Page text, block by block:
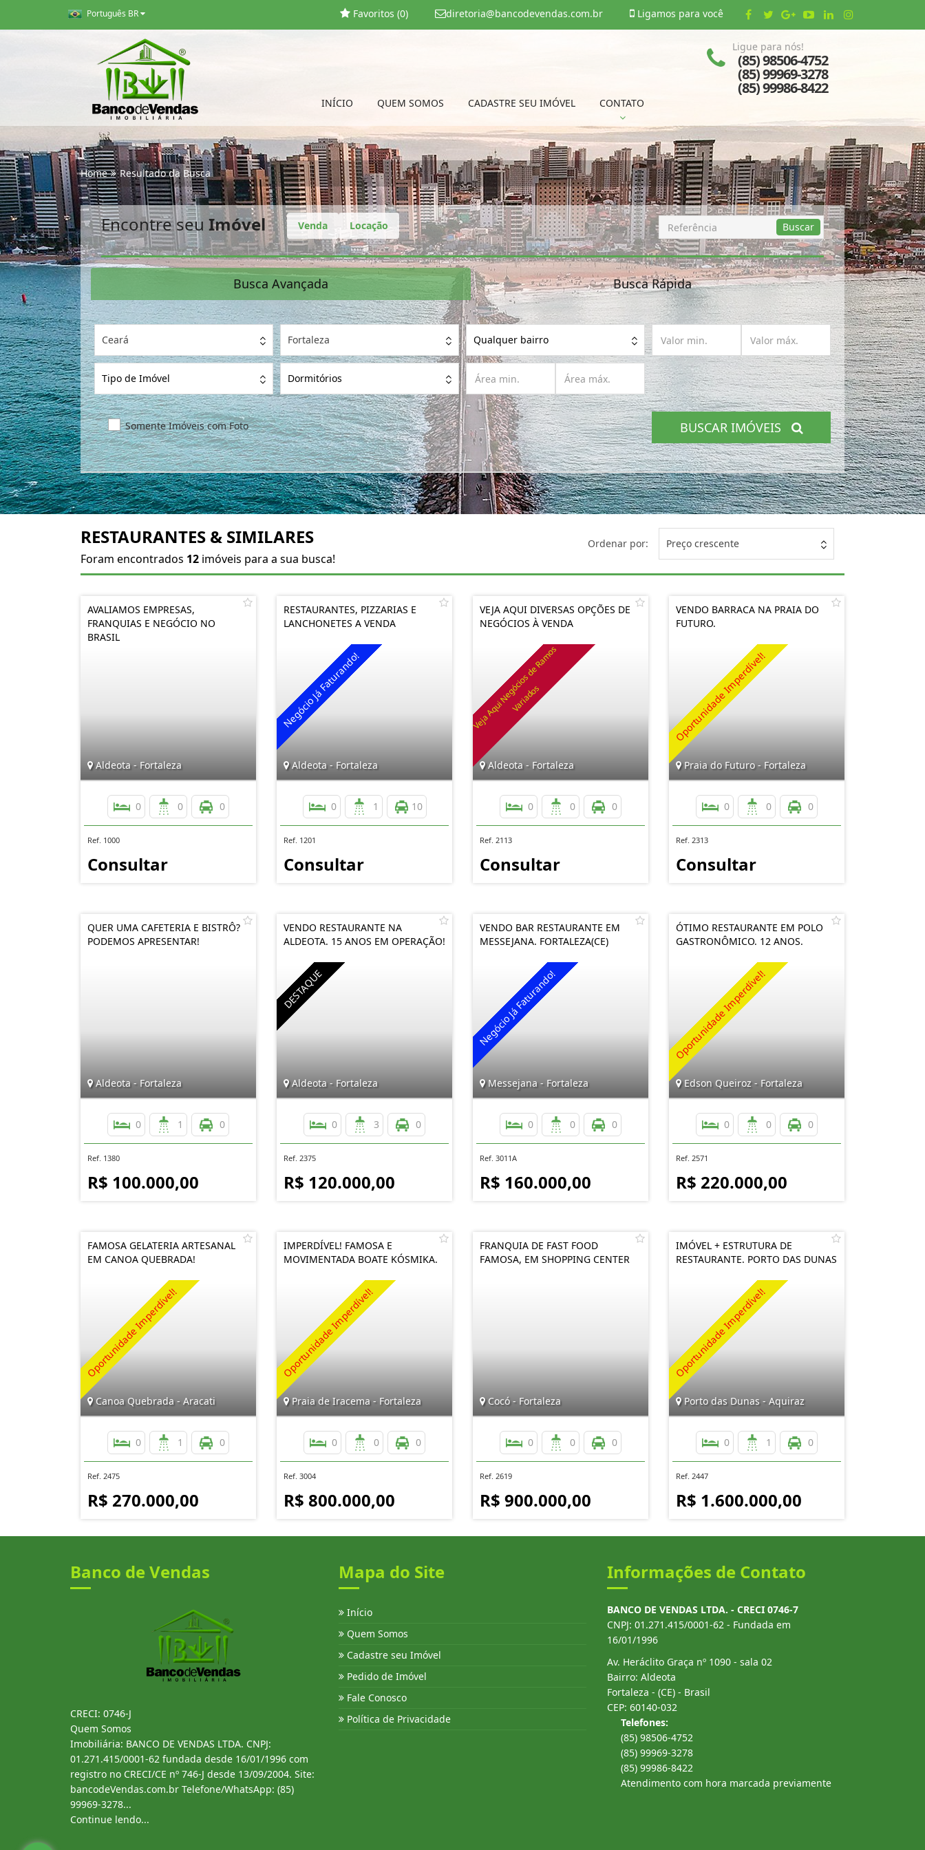
Português BR Ligamos para você
diretoria@bancodevendas.com.br
Favoritos (0)
INÍCIO QUEM SOMOS CADASTRE SEU IMÓVEL CONTATO
Ligue para nós!
(85) 98506-4752
(85) 99969-3278
(85) 99986-8422
Home Resultado da Busca
Encontre seu Imóvel Venda Locação
Busca
por
Referência
Buscar
Busca Avançada Busca Rápida
Ceará Fortaleza Qualquer bairro
Tipo de Imóvel Dormitórios
Somente Imóveis com Foto BUSCAR IMÓVEIS
RESTAURANTES & SIMILARES
Foram encontrados 12 imóveis para a sua busca!
Ordenar por: Preço crescente
AVALIAMOS EMPRESAS,
FRANQUIAS E NEGÓCIO NO
BRASIL
Aldeota - Fortaleza
0 0 0
Ref. 1000
Consultar
RESTAURANTES, PIZZARIAS E
LANCHONETES A VENDA
Aldeota - Fortaleza
0 1 10
Ref. 1201
Consultar
VEJA AQUI DIVERSAS OPÇÕES DE
NEGÓCIOS À VENDA
Aldeota - Fortaleza
0 0 0
Ref. 2113
Consultar
VENDO BARRACA NA PRAIA DO
FUTURO.
Praia do Futuro - Fortaleza
0 0 0
Ref. 2313
Consultar
QUER UMA CAFETERIA E BISTRÔ?
PODEMOS APRESENTAR!
Aldeota - Fortaleza
0 1 0
Ref. 1380
R$ 100.000,00
VENDO RESTAURANTE NA
ALDEOTA. 15 ANOS EM OPERAÇÃO!
Aldeota - Fortaleza
0 3 0
Ref. 2375
R$ 120.000,00
VENDO BAR RESTAURANTE EM
MESSEJANA. FORTALEZA(CE)
Messejana - Fortaleza
0 0 0
Ref. 3011A
R$ 160.000,00
ÓTIMO RESTAURANTE EM POLO
GASTRONÔMICO. 12 ANOS.
Edson Queiroz - Fortaleza
0 0 0
Ref. 2571
R$ 220.000,00
FAMOSA GELATERIA ARTESANAL
EM CANOA QUEBRADA!
Canoa Quebrada - Aracati
0 1 0
Ref. 2475
R$ 270.000,00
IMPERDÍVEL! FAMOSA E
MOVIMENTADA BOATE KÓSMIKA.
Praia de Iracema - Fortaleza
0 0 0
Ref. 3004
R$ 800.000,00
FRANQUIA DE FAST FOOD
FAMOSA, EM SHOPPING CENTER
Cocó - Fortaleza
0 0 0
Ref. 2619
R$ 900.000,00
IMÓVEL + ESTRUTURA DE
RESTAURANTE. PORTO DAS DUNAS
Porto das Dunas - Aquiraz
0 1 0
Ref. 2447
R$ 1.600.000,00
Banco de Vendas
CRECI: 0746-J
Quem Somos
Imobiliária: BANCO DE VENDAS LTDA. CNPJ:
01.271.415/0001-62 fundada desde 16/01/1996 com
registro no CRECI/CE nº 746-J desde 13/09/2004. Site:
bancodeVendas.com.br Telefone/WhatsApp: (85)
99969-3278...
Continue lendo...
Mapa do Site
Início
Quem Somos
Cadastre seu Imóvel
Pedido de Imóvel
Fale Conosco
Política de Privacidade
Informações de Contato
BANCO DE VENDAS LTDA. - CRECI 0746-7
CNPJ: 01.271.415/0001-62 - Fundada em
16/01/1996
Av. Heráclito Graça nº 1090 - sala 02
Bairro: Aldeota
Fortaleza - (CE) - Brasil
CEP: 60140-032
Telefones:
(85) 98506-4752
(85) 99969-3278
(85) 99986-8422
Atendimento com hora marcada previamente